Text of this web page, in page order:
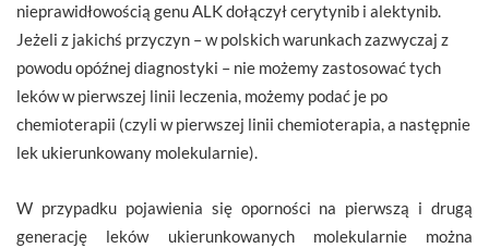
nieprawidłowością genu ALK dołączył cerytynib i alektynib.
Jeżeli z jakichś przyczyn – w polskich warunkach zazwyczaj z
powodu opóźnej diagnostyki – nie możemy zastosować tych
leków w pierwszej linii leczenia, możemy podać je po
chemioterapii (czyli w pierwszej linii chemioterapia, a następnie
lek ukierunkowany molekularnie).
W przypadku pojawienia się oporności na pierwszą i drugą
generację leków ukierunkowanych molekularnie można